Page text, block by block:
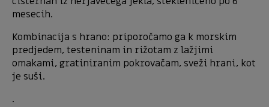
mesecih.
Kombinacija s hrano: priporočamo ga k morskim
predjedem, testeninam in rižotam z lažjimi
omakami, gratiniranim pokrovačam, sveži hrani, kot
je suši.
.